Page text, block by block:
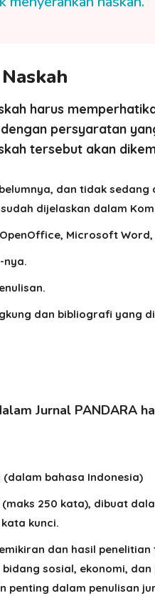
harus
persyaratan
tersebut akan
dan tidak
dijelaskan dalam
Microsoft Word,
nya.
dan bibliografi yang
Jurnal PANDARA
bahasa Indonesia)
250 kata), dibuat
kunci.
dan hasil
sosial, ekonomi,
penting dalam penulisan